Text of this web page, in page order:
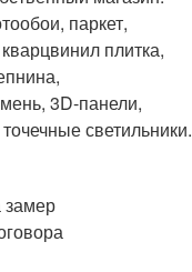
паркет,
плитка,
3D-панели,
светильники.